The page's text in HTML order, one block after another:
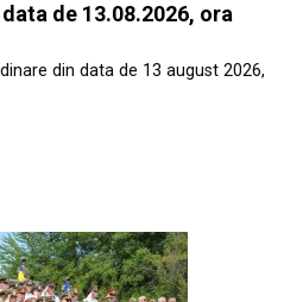
de 13.08.2026, ora
din data de 13 august 2026,